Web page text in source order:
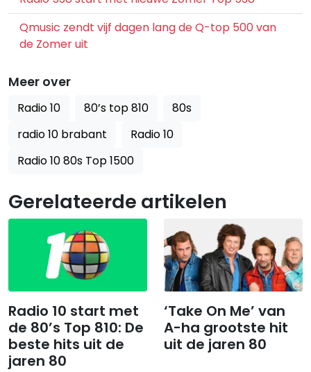
Qmusic zendt vijf dagen lang de Q-top 500 van
de Zomer uit
Meer over
Radio 10 80’s top 810
80s
radio 10 brabant
Radio 10
Radio 10 80s Top 1500
Gerelateerde artikelen
Radio 10 start met
de 80’s Top 810: De
beste hits uit de
jaren 80
‘Take On Me’ van
A-ha grootste hit
uit de jaren 80